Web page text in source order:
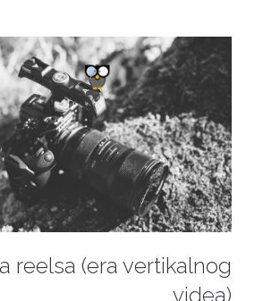
reelsa (era vertikalnog
videa)